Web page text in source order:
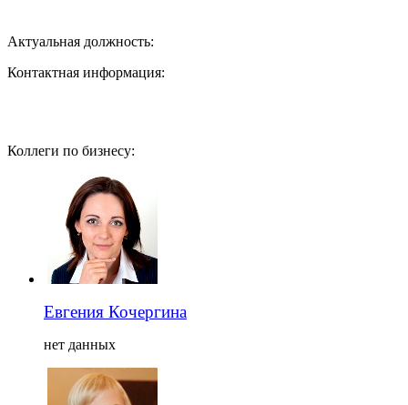
Актуальная должность:
Контактная информация:
Коллеги по бизнесу:
Евгения Кочергина
нет данных